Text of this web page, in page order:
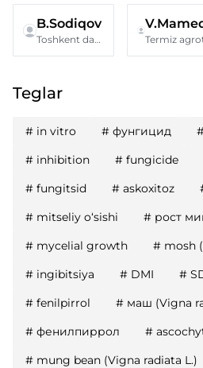
B.Sodiqov
Toshkent davlat agrar universiteti
Teglar
# in vitro # фунгицид
# inhibition # fungicide
# fungitsid # askoxitoz
# mitseliy o‘sishi # рост
# mycelial growth # mosh
# ingibitsiya # DMI #
# fenilpirrol # маш (Vigna
# фенилпиррол #
# mung bean (Vigna radiata L.)